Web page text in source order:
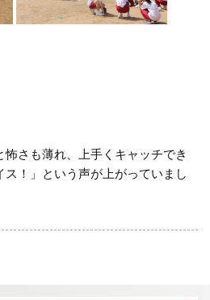
さも薄れ、上手くキャッチでき
！」という声が上がっていまし